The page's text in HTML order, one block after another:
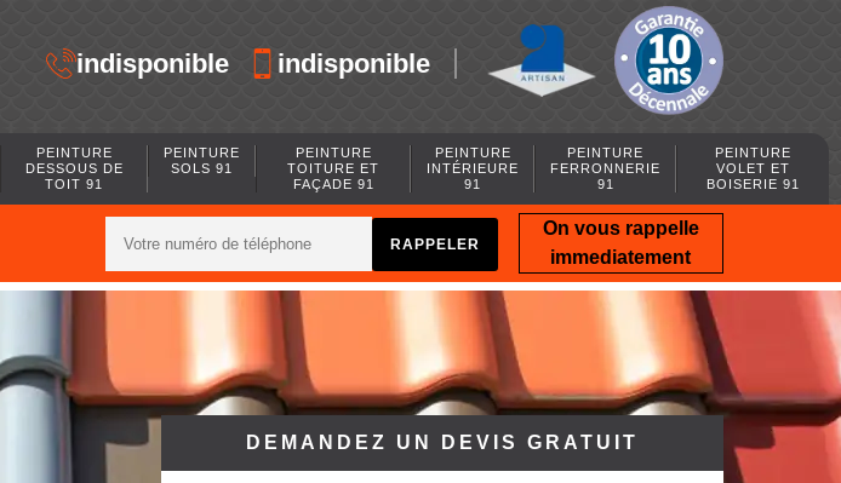
indisponible indisponible
PEINTURE
DESSOUS DE
TOIT 91
PEINTURE
SOLS 91
PEINTURE
TOITURE ET
FAÇADE 91
PEINTURE
INTÉRIEURE
91
PEINTURE
FERRONNERIE
91
PEINTURE
VOLET ET
BOISERIE 91
On vous rappelle
immediatement
DEMANDEZ UN DEVIS GRATUIT